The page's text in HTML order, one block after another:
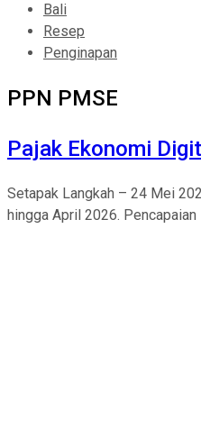
Bali
Resep
Penginapan
PPN PMSE
Pajak Ekonomi
Setapak Langkah – 24 Mei
hingga April 2026.